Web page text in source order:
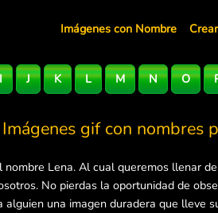
Imágenes con Nombre
I J K L M N O
Imágenes gif con nombres
Lena. Al cual queremos llenar
No pierdas la oportunidad de
una imagen duradera que lleve